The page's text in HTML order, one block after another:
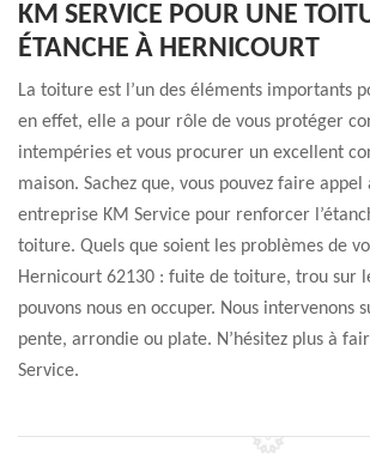
KM SERVICE POUR UNE
ÉTANCHE À HERNICOURT
La toiture est l’un des éléments importants
en effet, elle a pour rôle de vous protéger
intempéries et vous procurer un excellent
maison. Sachez que, vous pouvez faire
entreprise KM Service pour renforcer
toiture. Quels que soient les problèmes de
Hernicourt 62130 : fuite de toiture, trou sur
pouvons nous en occuper. Nous intervenons
pente, arrondie ou plate. N’hésitez plus à
Service.